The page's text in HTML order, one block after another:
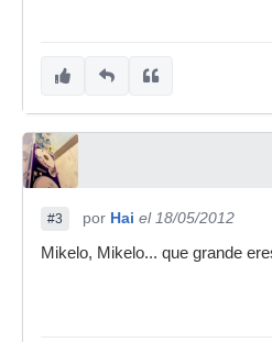
#3 por Hai el 18/05/2012
Mikelo, Mikelo... que grande